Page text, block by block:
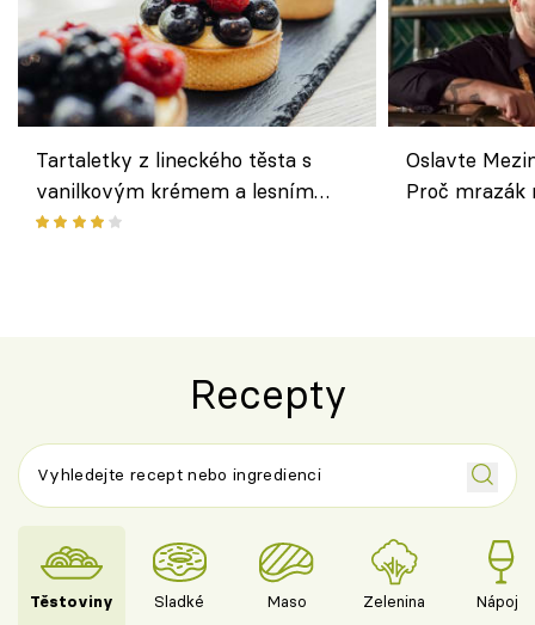
Tartaletky z lineckého těsta s
vanilkovým krémem a lesním
ovocem podle Bread Society
Oslavte
Proč
Recepty
Těstoviny Sladké Maso Zelenina Nápoje